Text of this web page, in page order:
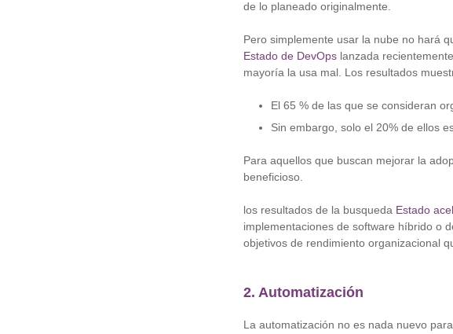
de lo planeado originalmente.
Pero simplemente usar la nube no hará
Estado de DevOps lanzada
mayoría la usa mal. Los resultados
El 65 % de las que se consideran
Sin embargo, solo el 20% de ellos
Para aquellos que buscan mejorar la
beneficioso.
los resultados de la busqueda Estado
implementaciones de software híbrido o
objetivos de rendimiento organizacional
2. Automatización
La automatización no es nada nuevo